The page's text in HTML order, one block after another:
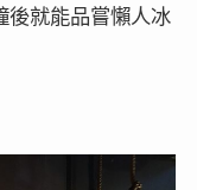
後就能品嘗懶人冰